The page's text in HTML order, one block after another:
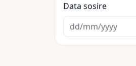
Data sosire